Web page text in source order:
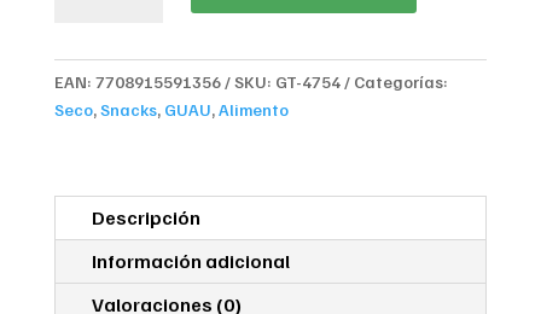
Salmon
200g
–
de
Salmón
para
Perros
EAN: 7708915591356 SKU: GT-4754
Categorías:
Seco,Snacks, GUAU,Alimento
Descripción
Información adicional
Valoraciones (0)